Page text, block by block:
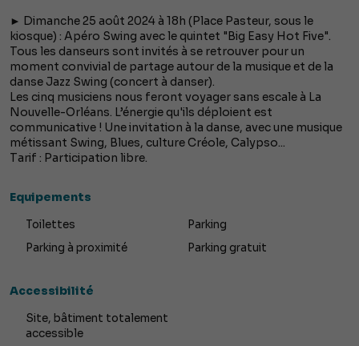
► Dimanche 25 août 2024 à 18h (Place Pasteur, sous le
kiosque) : Apéro Swing avec le quintet "Big Easy Hot Five".
Tous les danseurs sont invités à se retrouver pour un
moment convivial de partage autour de la musique et de la
danse Jazz Swing (concert à danser).
Les cinq musiciens nous feront voyager sans escale à La
Nouvelle-Orléans. L’énergie qu'ils déploient est
communicative ! Une invitation à la danse, avec une musique
métissant Swing, Blues, culture Créole, Calypso...
Tarif : Participation libre.
Equipements
Toilettes
Parking
Parking à proximité
Parking gratuit
Accessibilité
Site, bâtiment totalement
accessible